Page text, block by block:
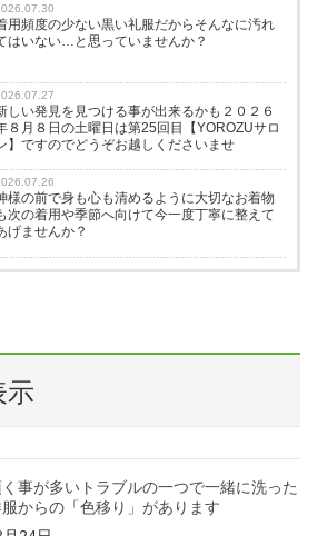
用頻度の少ない黒い礼服だからそんなに汚れ
はいない…と思っていませんか？
しい発見を見つける事が出来るかも２０２６
８月８日の土曜日は第25回目【YOROZUサロ
】ですのでどうぞお越しくださいませ
様の前で身も心も清めるように大切なお着物
次の着用や季節へ向けて今一度丁寧に整えて
げませんか？
示
事が多いトラブルの一つで一緒に洗った
からの「色移り」があります